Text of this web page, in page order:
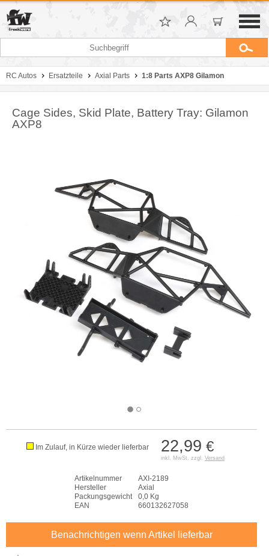
RC Autos Ersatzteile Axial Parts 1:8 Parts AXP8 Gilamon
Cage Sides, Skid Plate, Battery Tray: Gilamon
AXP8
22,99 €
inkl. MwSt. zzgl. Versand
Im Zulauf, in Kürze wieder lieferbar
Artikelnummer
AXI-2189
Hersteller
Axial
Packungsgewicht
0,0 Kg
EAN
660132627058
Benachrichtigen wenn Artikel lieferbar